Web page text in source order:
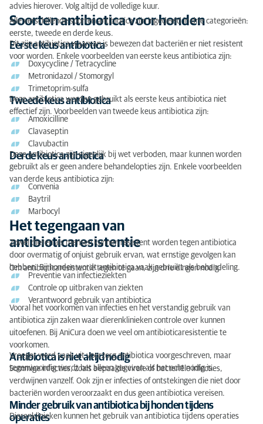
advies hierover. Volg altijd de volledige kuur.
Soorten antibiotica voor honden
Alle verschillende soorten antibiotica zijn ingedeeld in drie categorieën:
eerste, tweede en derde keus.
Eerste keus antibiotica
Dit zijn antibiotica waarvan is bewezen dat bacteriën er niet resistent
voor worden. Enkele voorbeelden van eerste keus antibiotica zijn:
Doxycycline / Tetracycline
Metronidazol / Stomorgyl
Trimetoprim-sulfa
Tweede keus antibiotica
Deze antibiotica worden gebruikt als eerste keus antibiotica niet
effectief zijn. Voorbeelden van tweede keus antibiotica zijn:
Amoxicilline
Clavaseptin
Clavubactin
Derde keus antibiotica
Deze antibiotica zijn eigenlijk bij wet verboden, maar kunnen worden
gebruikt als er geen andere behandelopties zijn. Enkele voorbeelden
van derde keus antibiotica zijn:
Convenia
Baytril
Marbocyl
Het tegengaan van
antibioticaresistentie
Zowel dieren als mensen kunnen resistent worden tegen antibiotica
door overmatig of onjuist gebruik ervan, wat ernstige gevolgen kan
hebben. Bij honden wordt antibiotica vaak gebruikt als behandeling.
Om antibioticaresistentie tegen te gaan, zijn drie dingen nodig:
Preventie van infectieziekten
Controle op uitbraken van ziekten
Verantwoord gebruik van antibiotica
Vooral het voorkomen van infecties en het verstandig gebruik van
antibiotica zijn zaken waar dierenklinieken controle over kunnen
uitoefenen. Bij AniCura doen we veel om antibioticaresistentie te
voorkomen.
Antibiotica is niet altijd nodig
Vroeger werd vaak uit voorzorg antibiotica voorgeschreven, maar
tegenwoordig wordt het alleen gegeven als het echt nodig is.
Sommige infecties, zoals bepaalde virale of bacteriële infecties,
verdwijnen vanzelf. Ook zijn er infecties of ontstekingen die niet door
bacteriën worden veroorzaakt en dus geen antibiotica vereisen.
Minder gebruik van antibiotica bij honden tijdens
operaties
Dierenklinieken kunnen het gebruik van antibiotica tijdens operaties